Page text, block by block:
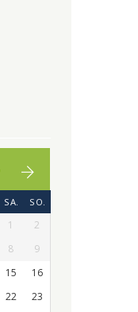
SA. SO.
1
2
8
9
15
16
22
23